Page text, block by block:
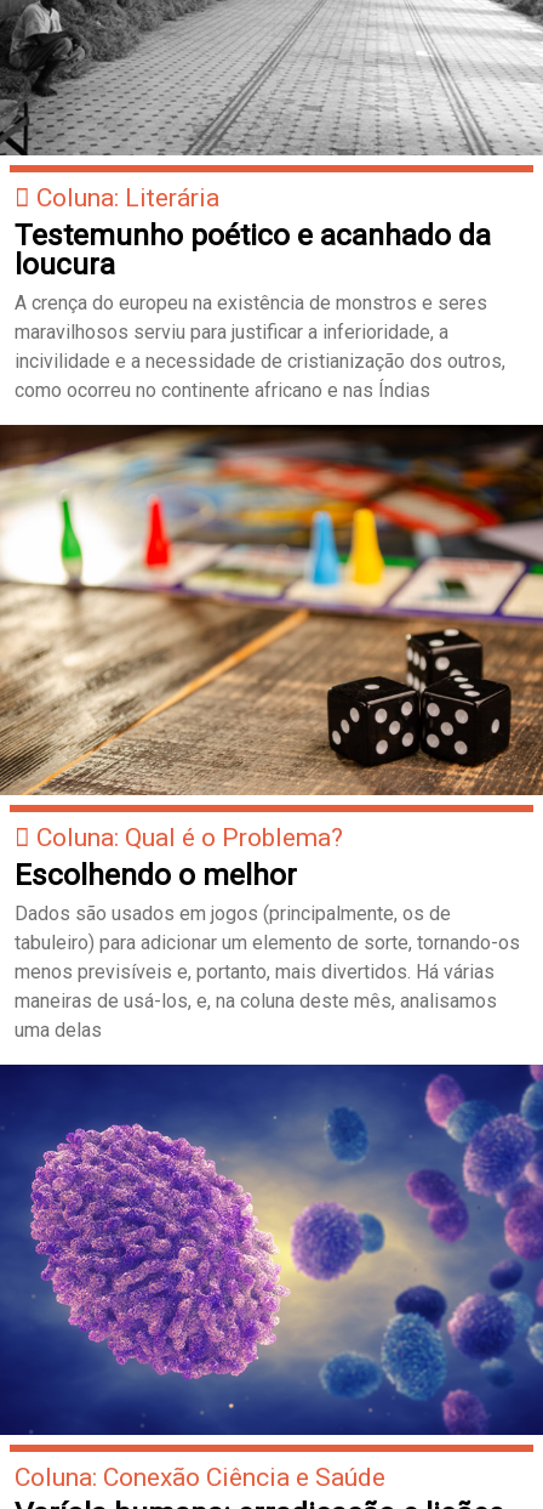
Coluna: Literária
Testemunho poético e acanhado da
loucura
A crença do europeu na existência de monstros e seres
maravilhosos serviu para justificar a inferioridade, a
incivilidade e a necessidade de cristianização dos outros,
como ocorreu no continente africano e nas Índias
Coluna: Qual é o Problema?
Escolhendo o melhor
Dados são usados em jogos (principalmente, os de
tabuleiro) para adicionar um elemento de sorte, tornando-os
menos previsíveis e, portanto, mais divertidos. Há várias
maneiras de usá-los, e, na coluna deste mês, analisamos
uma delas
Coluna: Conexão Ciência e Saúde